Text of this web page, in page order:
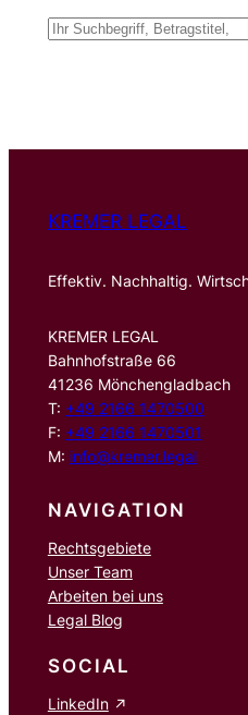
S
n
KREMER LEGAL
Effektiv. Nachhaltig.
KREMER LEGAL
Bahnhofstraße 66
41236 Mönchengladbach
T: +49 2166 1470500
F: +49 2166 1470501
M: info@kremer.legal
NAVIGATION
Rechtsgebiete
Unser Team
Arbeiten bei uns
Legal Blog
SOCIAL
LinkedIn